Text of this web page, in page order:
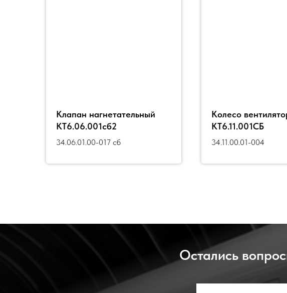
Клапан нагнетательный
КТ6.06.001сб2
34.06.01.00-017 сб
Колесо
КТ6.11.001СБ
34.11.00.01-004
Остались